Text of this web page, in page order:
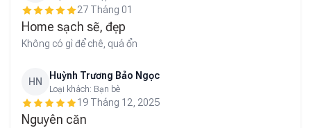
27 Tháng 01
Home sạch sẽ, đẹp
Không có gì để chê, quá ổn
HN
Huỳnh Trương Bảo Ngọc
Loại khách: Bạn bè
19 Tháng 12, 2025
Nguyên căn